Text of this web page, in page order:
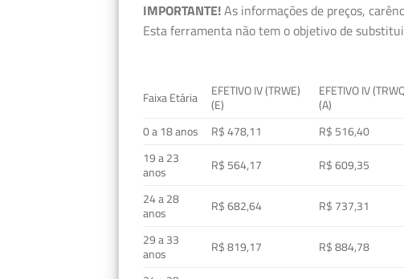
IMPORTANTE!As informações de preços,
Esta ferramenta não tem o objetivo de
Faixa Etária
EFETIVO IV (TRWE)
(E)
EFETIVO IV
(A)
0 a 18 anos
R$ 478,11 R$ 516,40
19 a 23
anos
R$ 564,17 R$ 609,35
24 a 28
anos
R$ 682,64 R$ 737,31
29 a 33
anos
R$ 819,17 R$ 884,78